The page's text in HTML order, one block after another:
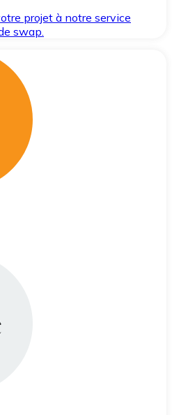
projet à notre service
swap.